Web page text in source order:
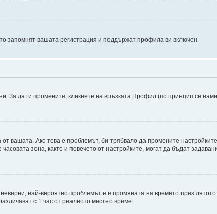
запомнят вашата регистрация и поддържат профила ви включен.
За да ги промените, кликнете на връзката Профил (по принцип се
вашата. Ако това е проблемът, би трябвало да промените
зона, както и повечето от настройките, могат да бъдат
най-вероятно проблемът е в промяната на времето през
с 1 час от реалното местно време.